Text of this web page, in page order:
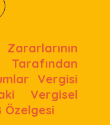
Vergisi
Vergisel
Özelgesi